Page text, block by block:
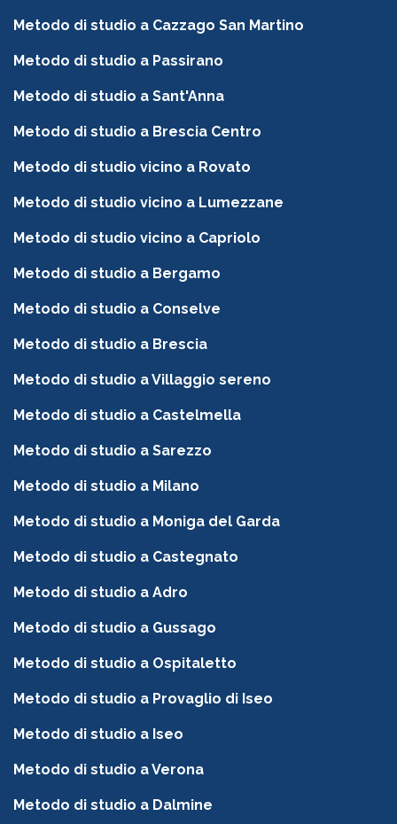
Metodo di studio a Cazzago San Martino
Metodo di studio a Passirano
Metodo di studio a Sant'Anna
Metodo di studio a Brescia Centro
Metodo di studio vicino a Rovato
Metodo di studio vicino a Lumezzane
Metodo di studio vicino a Capriolo
Metodo di studio a Bergamo
Metodo di studio a Conselve
Metodo di studio a Brescia
Metodo di studio a Villaggio sereno
Metodo di studio a Castelmella
Metodo di studio a Sarezzo
Metodo di studio a Milano
Metodo di studio a Moniga del Garda
Metodo di studio a Castegnato
Metodo di studio a Adro
Metodo di studio a Gussago
Metodo di studio a Ospitaletto
Metodo di studio a Provaglio di Iseo
Metodo di studio a Iseo
Metodo di studio a Verona
Metodo di studio a Dalmine